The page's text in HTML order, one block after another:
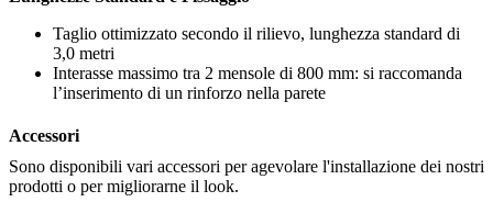
Taglio ottimizzato secondo il rilievo, lunghezza standard di
3,0 metri
Interasse massimo tra 2 mensole di 800 mm: si raccomanda
l’inserimento di un rinforzo nella parete
Accessori
Sono disponibili vari accessori per agevolare l'installazione dei nostri
prodotti o per migliorarne il look.